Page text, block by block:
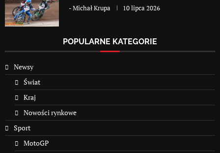
-Michał Krupa 10 lipca 2026
POPULARNE KATEGORIE
Newsy
Świat
Kraj
Nowości rynkowe
Sport
MotoGP